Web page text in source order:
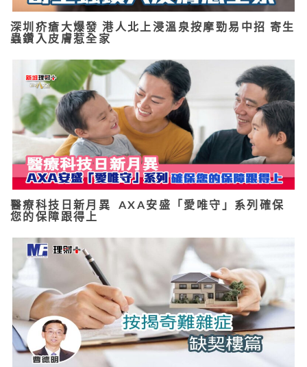
深圳疥瘡大爆發 港人北上浸溫泉按摩勁易中招 寄生
蟲鑽入皮膚惹全家
醫療科技日新月異 AXA安盛「愛唯守」系列確保
您的保障跟得上